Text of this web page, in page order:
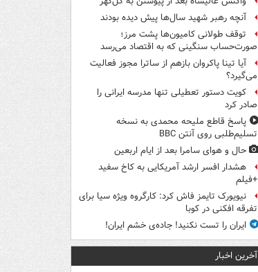
آنچه رهبر شهید سال‌ها پیش دیده بودند
توقف طولانی کامیون‌ها پشت مرز؛
صورت‌حساب سنگینی که به اقتصاد می‌رسد
آیا تینا پاکروان بازهم از ساترا مجوز فعالیت
می‌گیرد؟
کویت دستور تعطیلی تنها مدرسه ایرانی را
صادر کرد
پاسخ قاطع ملیحه محمدی به نسخه
تسلیم‌طلبی روی آنتن BBC
حال و هوای سامرا بعد از ایام اربعین
هشدار افسر ارشد آمریکایی به کاخ سفید
+فیلم
نیویورک تایمز فاش کرد: کارگروه ویژه سیا برای
تفرقه افکنی در کوبا
ایران را تست نکنید! جاده‌ی خشم ایران!
آخرین اخبار